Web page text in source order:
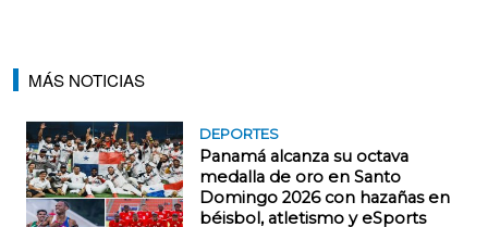
MÁS NOTICIAS
DEPORTES
Panamá alcanza su octava
medalla de oro en Santo
Domingo 2026 con hazañas en
béisbol, atletismo y eSports